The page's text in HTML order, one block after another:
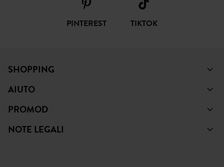
PINTEREST TIKTOK
SHOPPING
AIUTO
PROMOD
NOTE LEGALI